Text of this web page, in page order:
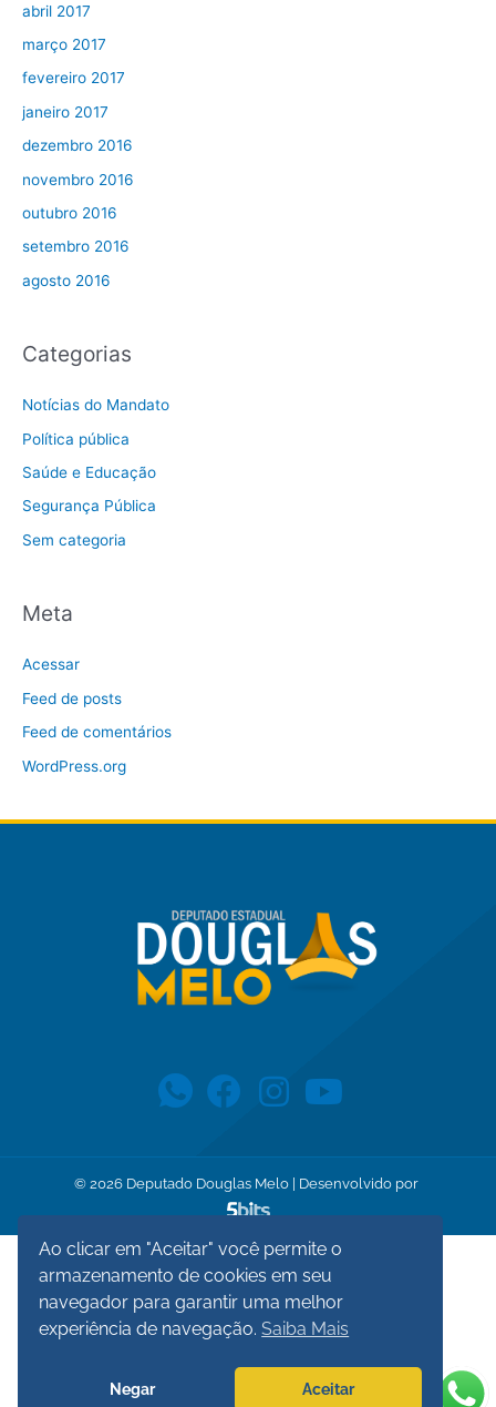
abril 2017
março 2017
fevereiro 2017
janeiro 2017
dezembro 2016
novembro 2016
outubro 2016
setembro 2016
agosto 2016
Categorias
Notícias do Mandato
Política pública
Saúde e Educação
Segurança Pública
Sem categoria
Meta
Acessar
Feed de posts
Feed de comentários
WordPress.org
© 2026 Deputado Douglas Melo | Desenvolvido por
Ao clicar em "Aceitar" você permite o
armazenamento de cookies em seu
navegador para garantir uma melhor
experiência de navegação.Saiba Mais
Negar Aceitar